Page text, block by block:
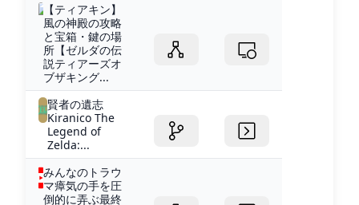
【ティアキン】
風の神殿の攻略
と宝箱・鍵の場
所【ゼルダの伝
説ティアーズオ
ブザキング...
賢者の遺志
Kiranico The
Legend of
Zelda:...
みんなのトラウ
マ瘴気の手を圧
倒的に弄ぶ最終